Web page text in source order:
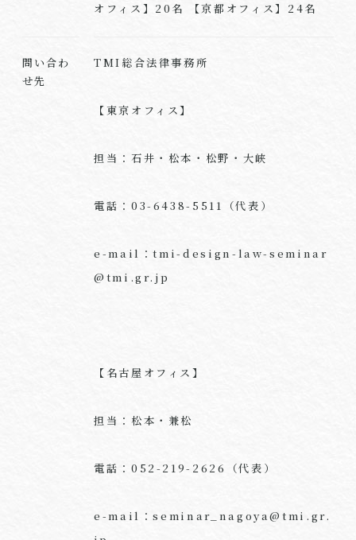
オフィス】20名 【京都オフィス】24名
問い合わ
せ先
TMI総合法律事務所
【東京オフィス】
担当：石井・松本・松野・大峡
電話：03-6438-5511（代表）
e-mail：tmi-design-law-seminar
@tmi.gr.jp
【名古屋オフィス】
担当：松本・兼松
電話：052-219-2626（代表）
e-mail：seminar_nagoya@tmi.gr.